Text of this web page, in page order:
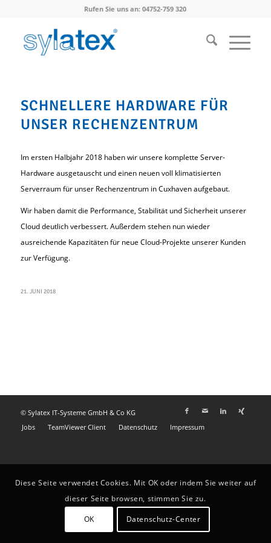
Rufen Sie uns an: 04752-759 320
SCHNELLERE HARDWARE FÜR
UNSER RECHENZENTRUM
Im ersten Halbjahr 2018 haben wir unsere komplette Server-
Hardware ausgetauscht und einen neuen voll klimatisierten
Serverraum für unser Rechenzentrum in Cuxhaven aufgebaut.
Wir haben damit die Performance, Stabilität und Sicherheit unserer
Cloud deutlich verbessert. Außerdem stehen nun wieder
ausreichende Kapazitäten für neue Cloud-Projekte unserer Kunden
zur Verfügung.
21. JUNI 2018
© Sylatex IT-Systeme GmbH & Co KG
Jobs
TeamViewer Client Datenschutz Impressum
Diese Seite verwendet Cookies. Mit OK oder indem Sie weiter auf
dieser Seite browsen, stimmen Sie zu.
OK Datenschutz-Center